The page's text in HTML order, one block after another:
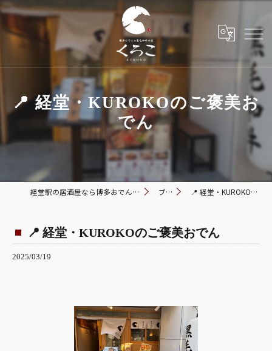
📍 経堂・KUROKOのご褒美お
でん
経堂駅の居酒屋なら博多おでんと黒毛和牛の店 くろこ ブログ 📍 経堂・KUROKOのご褒美おでん
📍 経堂・KUROKOのご褒美おでん
2025/03/19